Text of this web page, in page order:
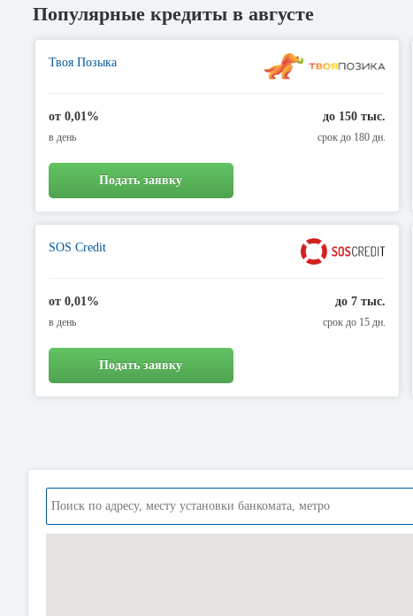
Популярные кредиты в августе
Твоя Позыка
от 0,01%
в день
до 150 тыс.
срок до 180 дн.
Подать заявку
SOS Credit
от 0,01%
в день
до 7 тыс.
срок до 15 дн.
Подать заявку